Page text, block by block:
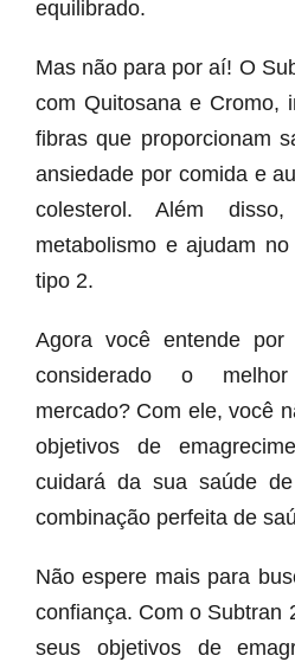
equilibrado.
Mas não para por aí! O
com Quitosana e Cromo,
fibras que proporcionam
ansiedade por comida e
colesterol. Além
metabolismo e ajudam
tipo 2.
Agora você entende
considerado o
mercado? Com ele, você
objetivos de
cuidará da sua saúde
combinação perfeita de
Não espere mais para
confiança. Com o Subtran
seus objetivos de